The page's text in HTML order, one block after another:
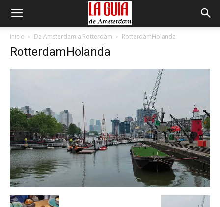
Inicio De Amsterdam a Rotterdam RotterdamHolanda
RotterdamHolanda